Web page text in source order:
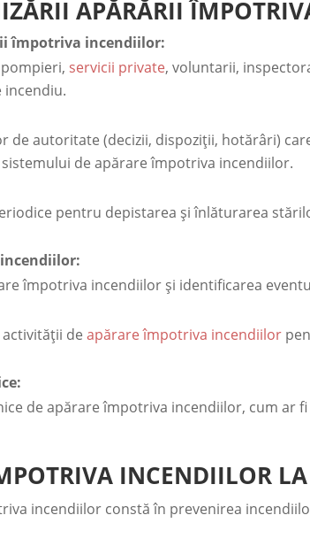
APĂRĂRII
împotriva incendiilor:
servicii private, voluntarii,
incendiu.
de autoritate (decizii, dispoziții, hotărâri)
de apărare împotriva incendiilor.
pentru depistarea și înlăturarea
împotriva incendiilor și identificarea
activității deapărare împotriva incendiilor
de apărare împotriva incendiilor, cum ar
INCENDIILOR
incendiilor constă în prevenirea